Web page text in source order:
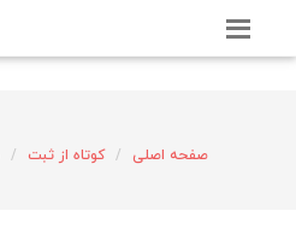
صفحه اصلی کوتاه از ثبت